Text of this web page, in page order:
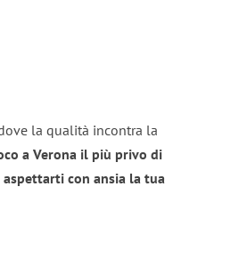
la qualità incontra la
a Verona il più privo di
con ansia la tua